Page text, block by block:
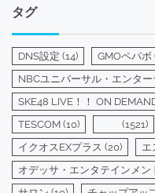
ゴ
リ
ー
タグ
DNS設定 (14) GMOペパボ
NBCユニバーサル・エンタ
SKE48 LIVE！！ ON
TESCOM (10) (1521)
イクオスEXプラス (20) エ
オデッサ・エンタテインメン